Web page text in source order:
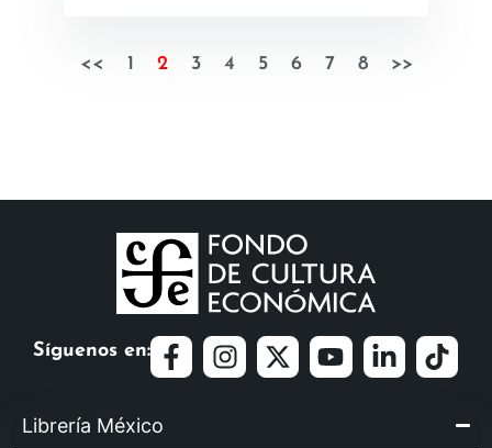
<< 1 2 3 4 5 6 7 8 >>
Síguenos en:
Librería México